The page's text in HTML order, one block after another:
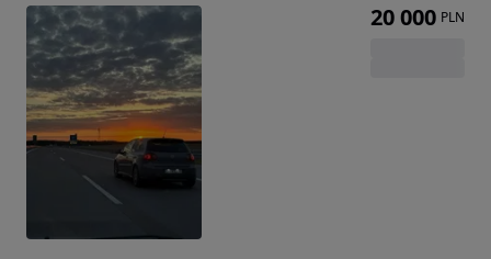
20 000 PLN